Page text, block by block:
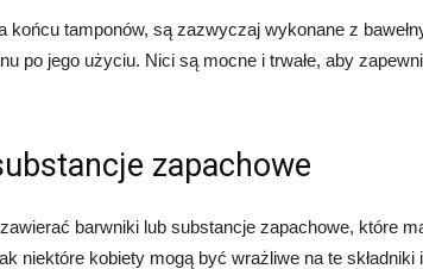
końcu tamponów, są zazwyczaj wykonane z
po jego użyciu. Nici są mocne i trwałe, aby
zapachowe
barwniki lub substancje zapachowe, które
niektóre kobiety mogą być wrażliwe na te składniki